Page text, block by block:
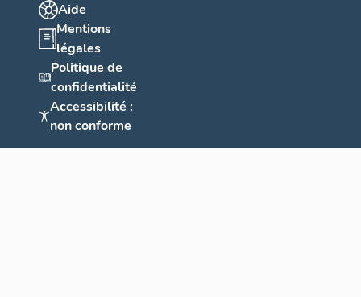
Aide
Mentions
légales
Politique de
confidentialité
Accessibilité :
non conforme